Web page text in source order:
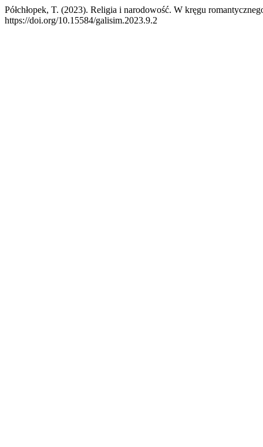
Półchłopek, T. (2023). Religia i narodowość. W kręgu
https://doi.org/10.15584/galisim.2023.9.2